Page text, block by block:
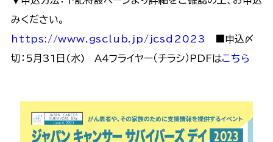
みください。
https://www.gsclub.jp/jcsd2023
■申込〆
切：5月31日(水) A4フライヤー（チラシ）PDFはこちら